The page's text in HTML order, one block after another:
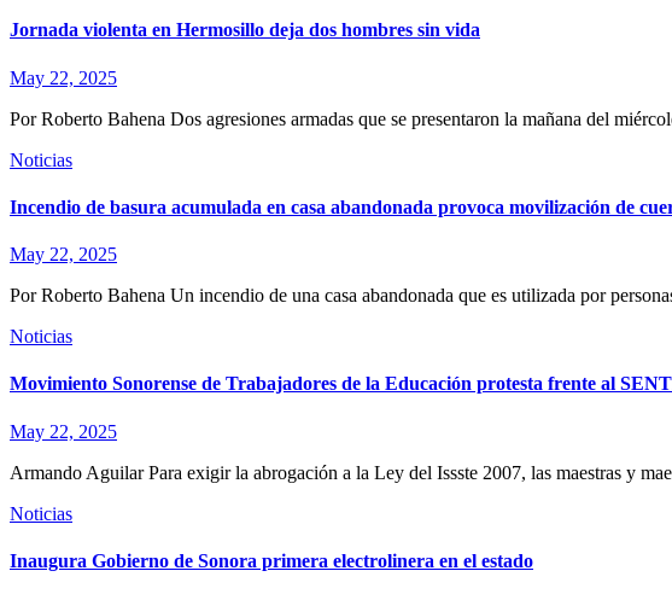
Jornada violenta en Hermosillo deja dos hombres sin vida
May 22, 2025
Por Roberto Bahena Dos agresiones armadas que se presentaron la mañana del
Noticias
Incendio de basura acumulada en casa abandonada provoca movilización de
May 22, 2025
Por Roberto Bahena Un incendio de una casa abandonada que es utilizada por
Noticias
Movimiento Sonorense de Trabajadores de la Educación protesta frente al
May 22, 2025
Armando Aguilar Para exigir la abrogación a la Ley del Issste 2007, las maestras y
Noticias
Inaugura Gobierno de Sonora primera electrolinera en el estado